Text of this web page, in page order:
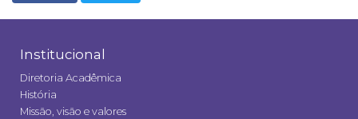
Institucional
Diretoria Acadêmica
História
Missão, visão e valores